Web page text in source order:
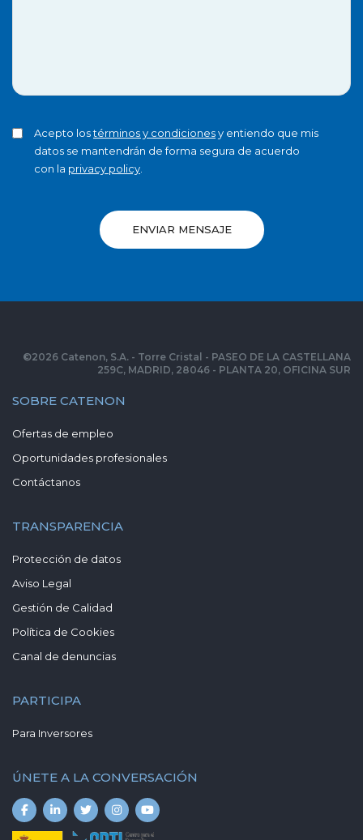
Acepto lostérminos y condicionesy entiendo que mis
datos se mantendrán de forma segura de acuerdo
con la privacy policy.
ENVIAR MENSAJE
SOBRE CATENON
Ofertas de empleo
Oportunidades profesionales
Contáctanos
TRANSPARENCIA
Protección de datos
Aviso Legal
Gestión de Calidad
Política de Cookies
Canal de denuncias
PARTICIPA
Para Inversores
ÚNETE A LA CONVERSACIÓN
©2026 Catenon, S.A. - Torre Cristal - PASEO DE LA CASTELLANA
259C, MADRID, 28046 - PLANTA 20, OFICINA SUR